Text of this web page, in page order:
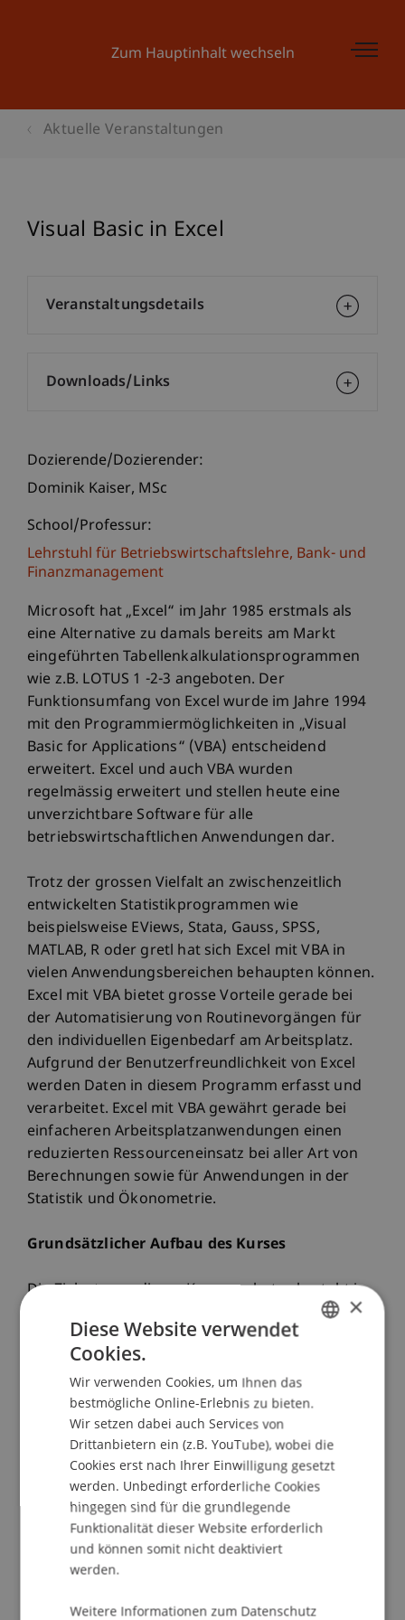
Zum Hauptinhalt wechseln
Aktuelle Veranstaltungen
Visual Basic in Excel
Dozierende/Dozierender:
Dominik Kaiser MSc
School/Professur:
Lehrstuhl für Betriebswirtschaftslehre, Bank- und
Finanzmanagement
Microsoft hat „Excel“ im Jahr 1985 erstmals als
eine Alternative zu damals bereits am Markt
eingeführten Tabellenkalkulationsprogrammen
wie z.B. LOTUS 1 -2-3 angeboten. Der
Funktionsumfang von Excel wurde im Jahre 1994
mit den Programmiermöglichkeiten in „Visual
Basic for Applications“ (VBA) entscheidend
erweitert. Excel und auch VBA wurden
regelmässig erweitert und stellen heute eine
unverzichtbare Software für alle
betriebswirtschaftlichen Anwendungen dar.
Trotz der grossen Vielfalt an zwischenzeitlich
entwickelten Statistikprogrammen wie
beispielsweise EViews, Stata, Gauss, SPSS,
MATLAB, R oder gretl hat sich Excel mit VBA in
vielen Anwendungsbereichen behaupten können.
Excel mit VBA bietet grosse Vorteile gerade bei
der Automatisierung von Routinevorgängen für
den individuellen Eigenbedarf am Arbeitsplatz.
Aufgrund der Benutzerfreundlichkeit von Excel
werden Daten in diesem Programm erfasst und
verarbeitet. Excel mit VBA gewährt gerade bei
einfacheren Arbeitsplatzanwendungen einen
reduzierten Ressourceneinsatz bei aller Art von
Berechnungen sowie für Anwendungen in der
Statistik und Ökonometrie.
Grundsätzlicher Aufbau des Kurses
Die Zielsetzung dieses Kursangebotes besteht in
einer sehr praxisorientierten Vermittlung der
Programmiersprache VBA im
Tabellenkalkulationsprogramm Excel. Deshalb
werden zu Beginn die Grundlagen wie
beispielsweise die Definition von Variablen,
Schleifen und der Entwurf von
Nachrichtenfenstern besprochen und eingeübt.
Ausserdem wird auf die intuitive Nutzung und
Herleitung von VBA-Befehlen geachtet.
Aufgrund der Praxisnähe legt der Kurs einen
besonderen Fokus auf Struktur und die Suche
Zielsetzung dieses Kursangebotes liegt darin,
Veranstaltungsdetails
Downloads/Links
×
Diese Website verwendet
Cookies.
Wir verwenden Cookies, um Ihnen das
bestmögliche Online-Erlebnis zu bieten.
Wir setzen dabei auch Services von
Drittanbietern ein (z.B. YouTube), wobei die
Cookies erst nach Ihrer Einwilligung gesetzt
werden. Unbedingt erforderliche Cookies
hingegen sind für die grundlegende
Funktionalität dieser Website erforderlich
und können somit nicht deaktiviert
werden.
Weitere Informationen zum Datenschutz